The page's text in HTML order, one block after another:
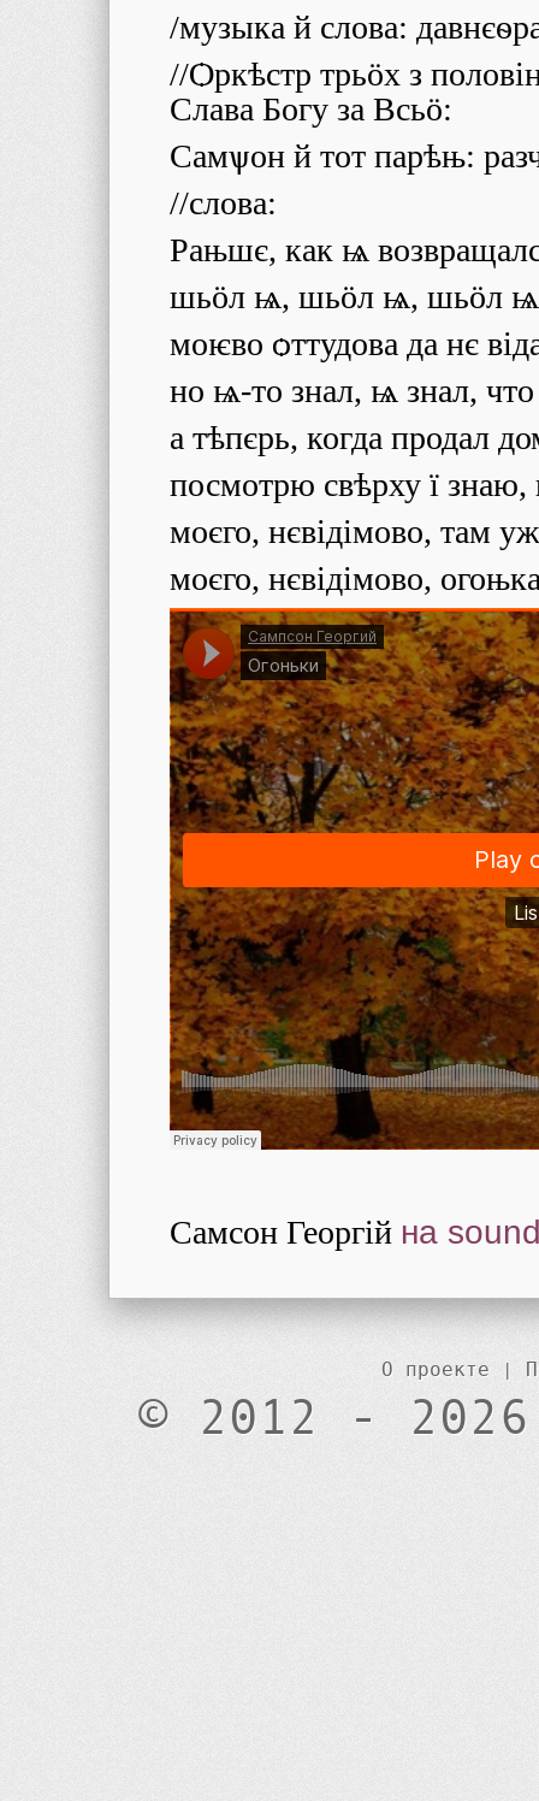
/музыка й слова:
//Ѻркѣстр трьӧх з
Слава Богу за Всьӧ:
Самѱон й тот парѣњ:
//слова:
Рањшє, как ѩ
шьӧл ѩ, шьӧл ѩ, шьӧл ѩ,
моѥво ѻттудова да нє
но ѩ-то знал, ѩ знал,
а тѣпєрь, когда продал
посмотрю свѣрху ї
моєго, нєвідімово, там
моєго, нєвідімово,
Самсон Георгій на
О проекте |
© 2012 -